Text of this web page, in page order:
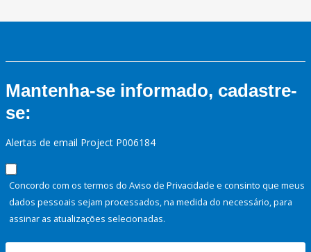
Mantenha-se informado, cadastre-
se:
Alertas de email Project P006184
Concordo com os termos do Aviso de Privacidade e consinto que meus
dados pessoais sejam processados, na medida do necessário, para
assinar as atualizações selecionadas.